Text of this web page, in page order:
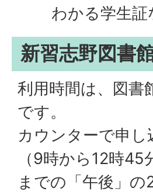
わかる学生
新習志野図書
利用時間は、図書
です。
カウンターで申
（9時から12時
までの「午後」